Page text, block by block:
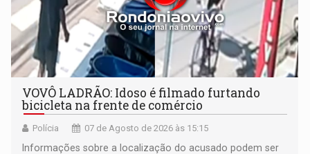
VOVÔ LADRÃO: Idoso é filmado furtando
bicicleta na frente de comércio
Polícia 07 de Agosto de 2026 às 15:15
Informações sobre a localização do acusado podem ser